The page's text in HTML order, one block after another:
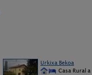
Urkixa Bekoa
Casa Rural a